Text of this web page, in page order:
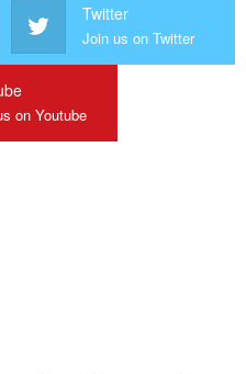
Twitter
Join us on Twitter
on Youtube